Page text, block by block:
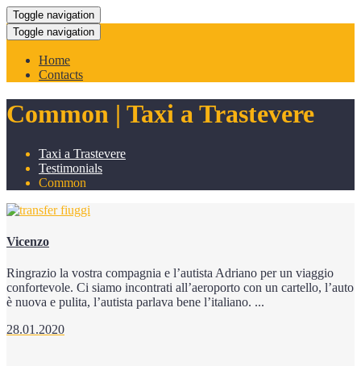
Toggle navigation
Toggle navigation
Home
Contacts
Common | Taxi a Trastevere
Taxi a Trastevere
Testimonials
Common
Vicenzo
Ringrazio la vostra compagnia e l’autista Adriano per un viaggio
confortevole. Ci siamo incontrati all’aeroporto con un cartello, l’auto
è nuova e pulita, l’autista parlava bene l’italiano. ...
28.01.2020